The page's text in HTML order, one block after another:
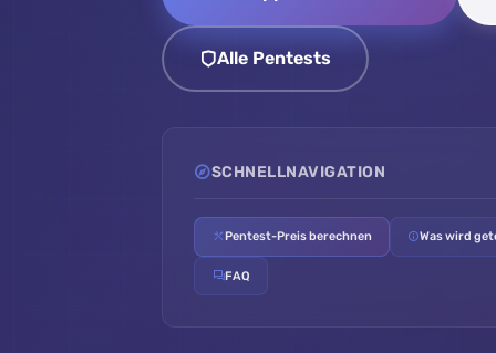
Alle Pentests
SCHNELLNAVIGATION
Pentest-Preis berechnen Was wird
FAQ